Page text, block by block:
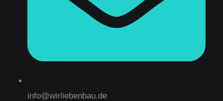
info@wirliebenbau.de